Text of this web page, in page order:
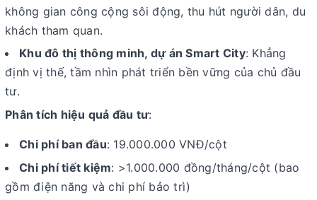
không gian công cộng sôi động, thu hút người dân, du
khách tham quan.
Khu đô thị thông minh, dự án Smart City: Khẳng
định vị thế, tầm nhìn phát triển bền vững của chủ đầu
tư.
Phân tích hiệu quả đầu tư:
Chi phí ban đầu: 19.000.000 VNĐ/cột
Chi phí tiết kiệm: >1.000.000 đồng/tháng/cột (bao
gồm điện năng và chi phí bảo trì)